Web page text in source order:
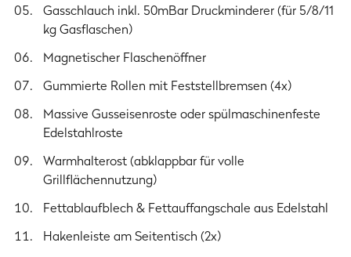
Material
Unterschrank
Kaltgewalzter Stahl mit matter Pulverbeschichtung
Deckel
Seitenteile Deckel
Brennkammer
Seitenteile Brennkammer
Aluminium-Druckguss
Gasschlauch inkl. 50mBar Druckminderer (für 5/8/11
kg Gasflaschen)
Magnetischer Flaschenöffner
Gummierte Rollen mit Feststellbremsen (4x)
Massive Gusseisenroste oder spülmaschinenfeste
Edelstahlroste
Warmhalterost (abklappbar für volle
Grillflächennutzung)
Fettablaufblech & Fettauffangschale aus Edelstahl
Hakenleiste am Seitentisch (2x)